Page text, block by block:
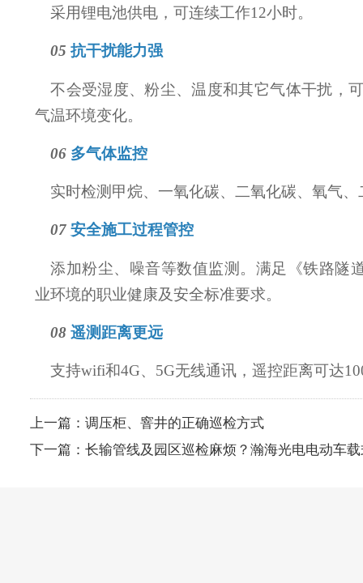
采用锂电池供电，可连续工作12小时。
05抗干扰能力强
不会受湿度、粉尘、温度和其它气体干扰，
气温环境变化。
06 多气体监控
实时检测甲烷、一氧化碳、二氧化碳、氧气
07安全施工过程管控
添加粉尘、噪音等数值监测。满足《铁路隧
业环境的职业健康及安全标准要求。
08 遥测距离更远
支持wifi和4G、5G无线通讯，遥控距离可达
上一篇： 调压柜、窨井的正确巡检方式
下一篇： 长输管线及园区巡检麻烦？瀚海光电电动车